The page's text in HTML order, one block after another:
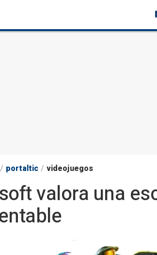
/ portaltic / videojuegos
valora una